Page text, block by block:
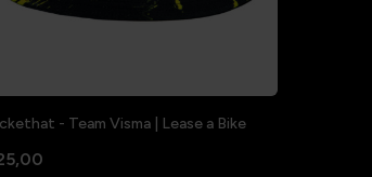
- Team Visma | Lease a Bike